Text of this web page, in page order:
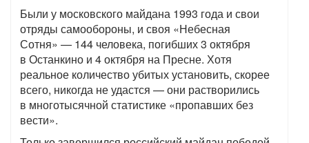
Были у московского майдана 1993 года и свои
отряды самообороны, и своя «Небесная
Сотня» — 144 человека, погибших 3 октября
в Останкино и 4 октября на Пресне. Хотя
реальное количество убитых установить, скорее
всего, никогда не удастся — они растворились
в многотысячной статистике «пропавших без
вести».